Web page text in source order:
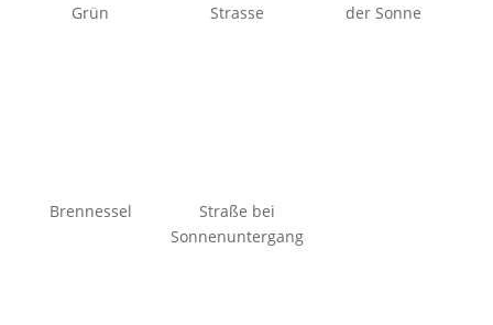
Grün
Strasse
der Sonne
Brennessel
Straße bei
Sonnenuntergang